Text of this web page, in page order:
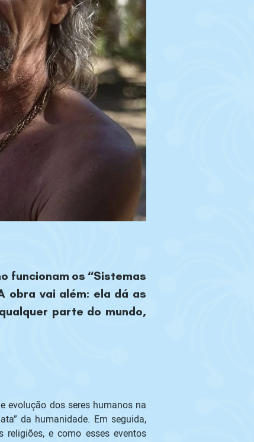
funcionam os “Sistemas
obra vai além: ela dá as
parte do mundo,
evolução dos seres humanos na
da humanidade. Em seguida,
e como esses eventos